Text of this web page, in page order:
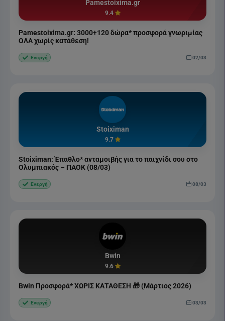
Pamestoixima.gr
9.4
Pamestoixima.gr: 3000+120 δώρα* προσφορά γνωριμίας
ΟΛΑ χωρίς κατάθεση!
Ενεργή 02/03
Stoiximan
9.7
Stoiximan: Έπαθλο* ανταμοιβής για το παιχνίδι σου στο
Ολυμπιακός – ΠΑΟΚ (08/03)
Ενεργή 08/03
Bwin
9.6
Bwin Προσφορά* ΧΩΡΙΣ ΚΑΤΑΘΕΣΗ 🎁 (Μάρτιος 2026)
Ενεργή 03/03